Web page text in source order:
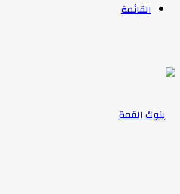
القائمة